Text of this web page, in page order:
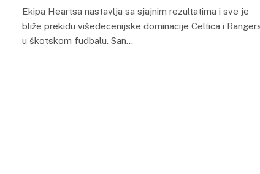
Ekipa Heartsa nastavlja sa sjajnim rezultatima i sve je
bliže prekidu višedecenijske dominacije Celtica i
u škotskom fudbalu. San…